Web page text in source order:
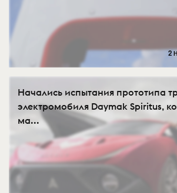
2
Начались испытания прототипа
электромобиля Daymak Spiritus,
ма...